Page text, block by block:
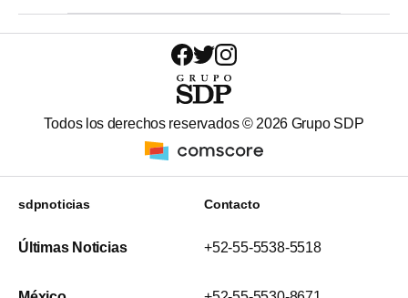
Todos los derechos reservados © 2026 Grupo SDP
sdpnoticias
Últimas Noticias
Contacto
+52-55-5538-5518